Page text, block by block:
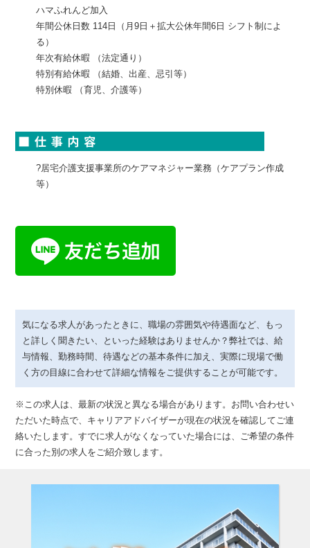
ハマふれんど加入
年間公休日数 114日（月9日＋拡大公休年間6日 シフト制によ
る）
年次有給休暇 （法定通り）
特別有給休暇 （結婚、出産、忌引等）
特別休暇 （育児、介護等）
?居宅介護支援事業所のケアマネジャー業務（ケアプラン作成
等）
気になる求人があったときに、職場の雰囲気や待遇面など、もっ
と詳しく聞きたい、といった経験はありませんか？弊社では、給
与情報、勤務時間、待遇などの基本条件に加え、実際に現場で働
く方の目線に合わせて詳細な情報をご提供することが可能です。
※この求人は、最新の状況と異なる場合があります。お問い合わせい
ただいた時点で、キャリアアドバイザーが現在の状況を確認してご連
絡いたします。すでに求人がなくなっていた場合には、ご希望の条件
に合った別の求人をご紹介致します。